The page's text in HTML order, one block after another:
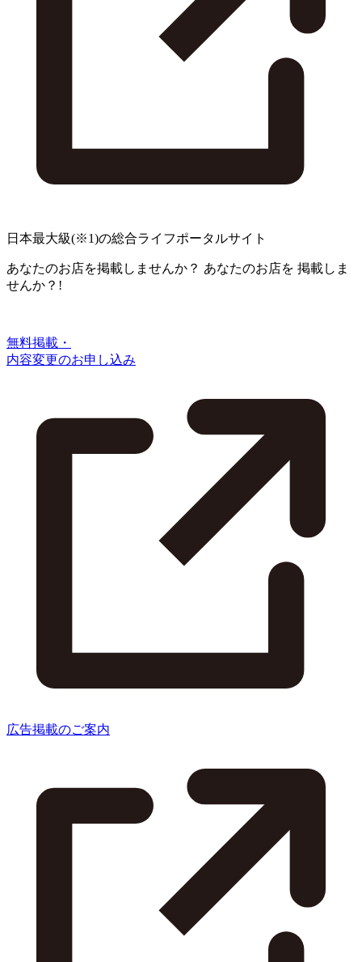
日本最大級(※1)の総合ライフポータルサイト
あなたのお店を掲載しませんか？ あなたのお店を 掲載しま
せんか？!
無料掲載・
内容変更のお申し込み
広告掲載のご案内